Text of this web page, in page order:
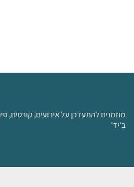
מוזמנים להתעדכן על אירועים, קורסים,
ב'יד'